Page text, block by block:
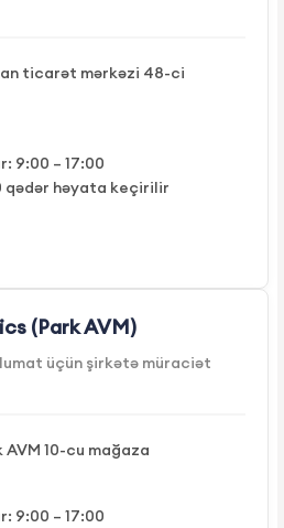
ticarət mərkəzi 48-ci
9:00 – 17:00
qədər həyata keçirilir
(Park AVM)
üçün şirkətə müraciət
AVM 10-cu mağaza
9:00 – 17:00